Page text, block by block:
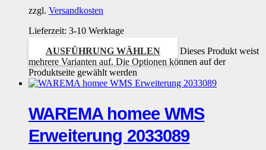
zzgl. Versandkosten
Lieferzeit: 3-10 Werktage
AUSFÜHRUNG WÄHLEN
Dieses Produkt weist
mehrere Varianten auf. Die Optionen können auf der
Produktseite gewählt werden
WAREMA homee WMS
Erweiterung 2033089